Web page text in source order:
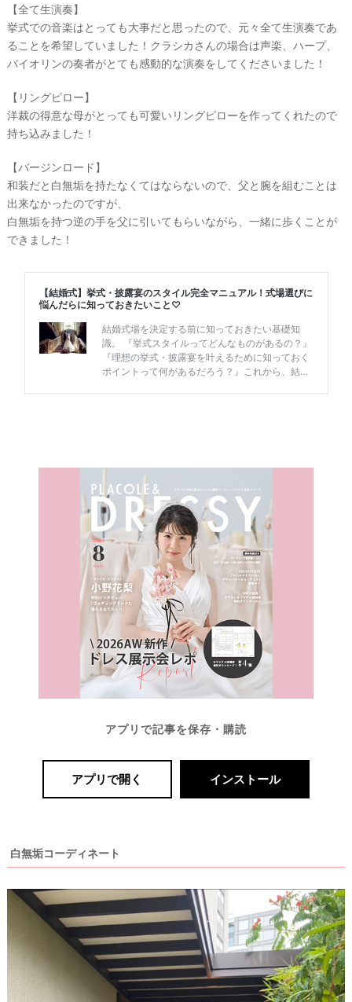
【全て生演奏】
挙式での音楽はとっても大事だと思ったので、元々全て生演奏であ
ることを希望していました！クラシカさんの場合は声楽、ハープ、
バイオリンの奏者がとても感動的な演奏をしてくださいました！
【リングピロー】
洋裁の得意な母がとっても可愛いリングピローを作ってくれたので
持ち込みました！
【バージンロード】
和装だと白無垢を持たなくてはならないので、父と腕を組むことは
出来なかったのですが、
白無垢を持つ逆の手を父に引いてもらいながら、一緒に歩くことが
できました！
アプリで記事を保存・購読
アプリで開く インストール
白無垢コーディネート